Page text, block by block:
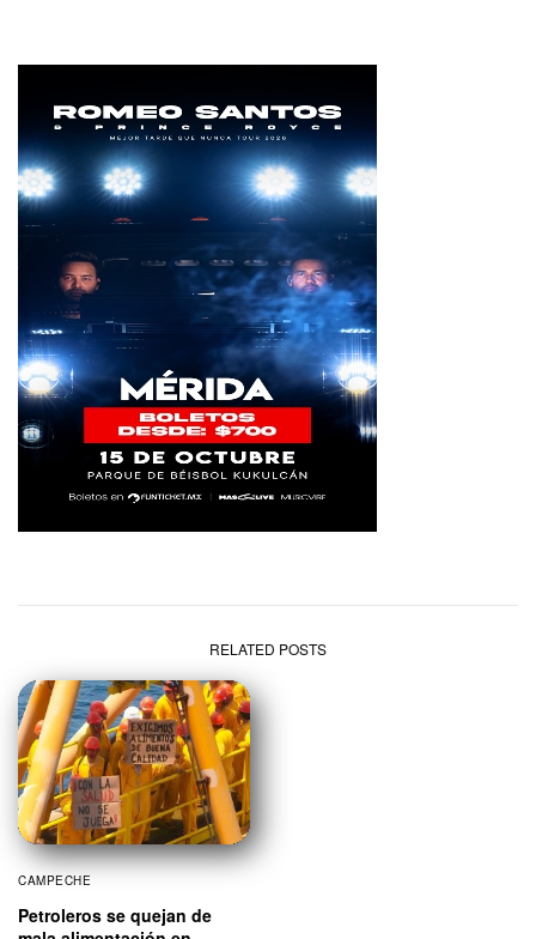
RELATED POSTS
CAMPECHE
Petroleros se quejan de